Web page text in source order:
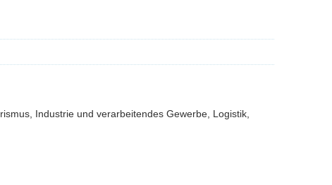
Industrie und verarbeitendes Gewerbe, Logistik,